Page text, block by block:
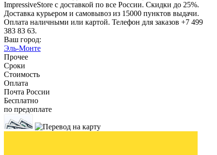
ImpressiveStore с доставкой по все России. Скидки до 25%.
Доставка курьером и самовывоз из 15000 пунктов выдачи.
Оплата наличными или картой. Телефон для заказов +7 499
383 83 63.
Ваш город:
Эль-Монте
Прочее
Сроки
Стоимость
Оплата
Почта России
Бесплатно
по предоплате